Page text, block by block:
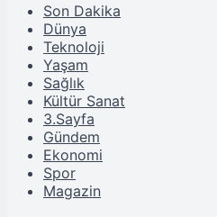
Son Dakika
Dünya
Teknoloji
Yaşam
Sağlık
Kültür Sanat
3.Sayfa
Gündem
Ekonomi
Spor
Magazin